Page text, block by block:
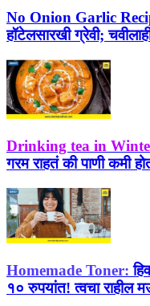
No Onion Garlic
हॉटेलसारखी ग्रेवी;
Drinking tea in
गरम राहतं की पाणी कमी
Homemade Toner:
१० रुपयांत! त्वचा राहील